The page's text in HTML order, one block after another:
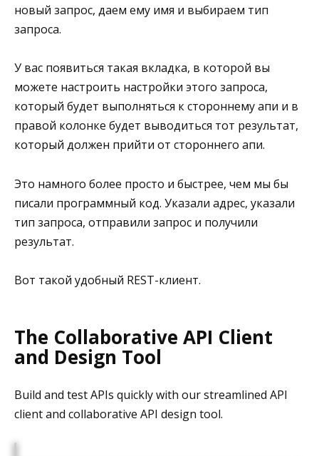
новый запрос, даем ему имя и выбираем тип
запроса.
У вас появиться такая вкладка, в которой вы
можете настроить настройки этого запроса,
который будет выполняться к стороннему апи и в
правой колонке будет выводиться тот результат,
который должен прийти от стороннего апи.
Это намного более просто и быстрее, чем мы бы
писали программный код. Указали адрес, указали
тип запроса, отправили запрос и получили
результат.
Вот такой удобный REST-клиент.
The Collaborative API Client
and Design Tool
Build and test APIs quickly with our streamlined API
client and collaborative API design tool.